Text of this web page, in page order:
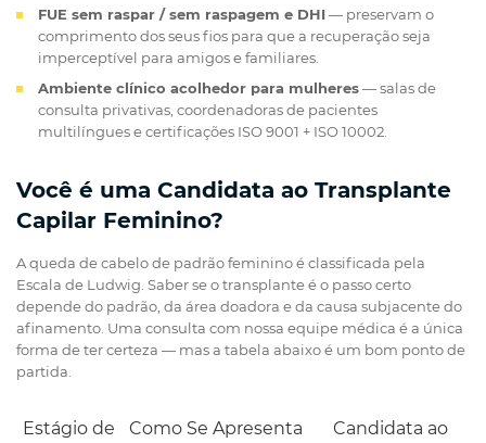
FUE sem raspar / sem raspagem e DHI— preservam o
comprimento dos seus fios para que a recuperação seja
imperceptível para amigos e familiares.
Ambiente clínico acolhedor para mulheres— salas de
consulta privativas, coordenadoras de pacientes
multilíngues e certificações ISO 9001 + ISO 10002.
Você é uma Candidata ao Transplante
Capilar Feminino?
A queda de cabelo de padrão feminino é classificada pela
Escala de Ludwig. Saber se o transplante é o passo certo
depende do padrão, da área doadora e da causa subjacente do
afinamento. Uma consulta com nossa equipe médica é a única
forma de ter certeza — mas a tabela abaixo é um bom ponto de
partida.
Estágio de
Como Se Apresenta
Candidata ao